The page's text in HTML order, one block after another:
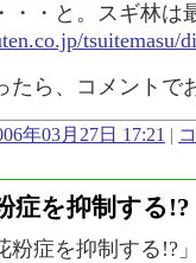
・・と。スギ林は
tsuitemasu/
たら、コメントで
年03月27日 17:21 |
症を抑制する!?
粉症を抑制する!?